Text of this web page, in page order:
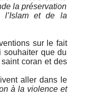
la préservation
l’Islam et de la
sur le fait
souhaiter que du
coran et des
aller dans le
à la violence et